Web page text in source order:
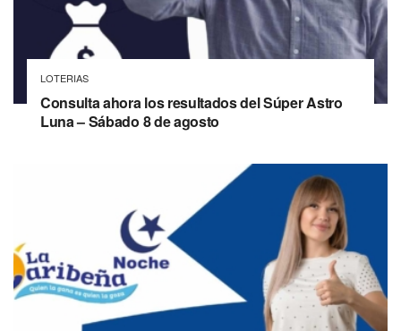
LOTERIAS
Consulta ahora los resultados del Súper Astro
Luna – Sábado 8 de agosto